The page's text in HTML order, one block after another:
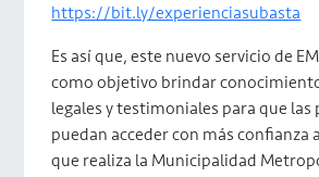
https://bit.ly/experienciasubasta
Es así que, este nuevo servicio de
como objetivo brindar
legales y testimoniales para que las
puedan acceder con más confianza
que realiza la Municipalidad